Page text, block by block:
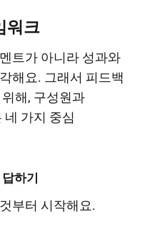
워크
트가 아니라 성과와
해요. 그래서 피드백
해, 구성원과
네 가지 중심
하기
부터 시작해요.